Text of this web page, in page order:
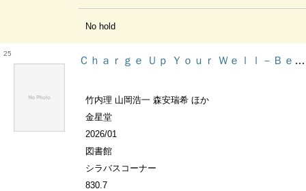
No hold
25
Ｃｈａｒｇｅ Ｕｐ Ｙｏｕｒ Ｗｅｌｌ－Ｂｅｉｎｇ 健康トピックで育む英語４技能
竹内理 山岡浩一 森安瑞希 ほか
金星堂
2026/01
図書館
シラバスコーナー
830.7